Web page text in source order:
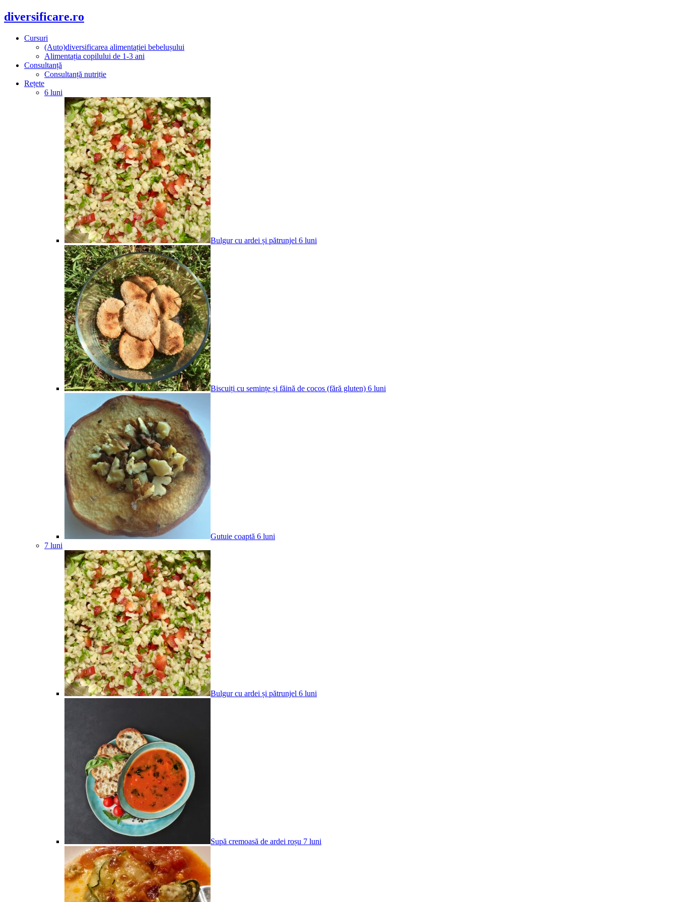
diversificare.ro
Cursuri
(Auto)diversificarea alimentației bebelușului
Alimentația copilului de 1-3 ani
Consultanță
Consultanță nutriție
Rețete
6 luni
Bulgur cu ardei și pătrunjel 6 luni
Biscuiți cu semințe și făină de cocos (fără gluten) 6 luni
Gutuie coaptă 6 luni
7 luni
Bulgur cu ardei și pătrunjel 6 luni
Supă cremoasă de ardei roșu 7 luni